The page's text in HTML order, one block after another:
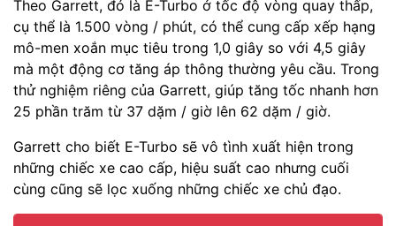
Theo Garrett, đó là E-Turbo ở tốc độ vòng quay thấp,
cụ thể là 1.500 vòng / phút, có thể cung cấp xếp hạng
mô-men xoắn mục tiêu trong 1,0 giây so với 4,5 giây
mà một động cơ tăng áp thông thường yêu cầu. Trong
thử nghiệm riêng của Garrett, giúp tăng tốc nhanh hơn
25 phần trăm từ 37 dặm / giờ lên 62 dặm / giờ.
Garrett cho biết E-Turbo sẽ vô tình xuất hiện trong
những chiếc xe cao cấp, hiệu suất cao nhưng cuối
cùng cũng sẽ lọc xuống những chiếc xe chủ đạo.